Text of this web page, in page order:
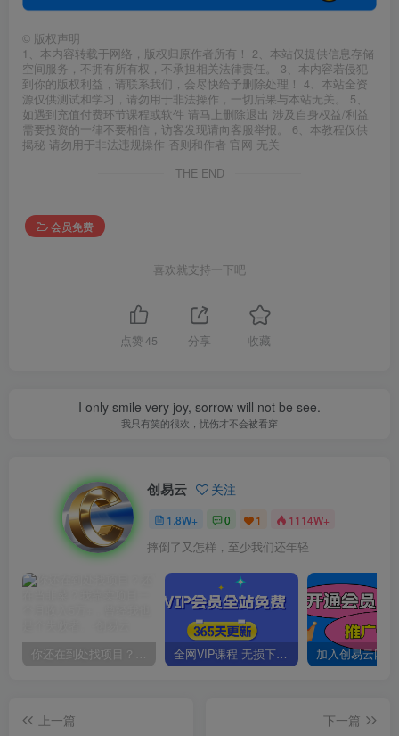
© 版权声明
1、本内容转载于网络，版权归原作者所有！ 2、本站仅提供信息存储
空间服务，不拥有所有权，不承担相关法律责任。 3、本内容若侵犯
到你的版权利益，请联系我们，会尽快给予删除处理！ 4、本站全资
源仅供测试和学习，请勿用于非法操作，一切后果与本站无关。 5、
如遇到充值付费环节课程或软件 请马上删除退出 涉及自身权益/利益
需要投资的一律不要相信，访客发现请向客服举报。 6、本教程仅供
揭秘 请勿用于非法违规操作 否则和作者 官网 无关
THE END
会员免费
喜欢就支持一下吧
点赞 45 分享 收藏
I only smile very joy, sorrow will not be see.
我只有笑的很欢，忧伤才不会被看穿
创易云 关注
1.8W+ 0 1 1114W+
摔倒了又怎样，至少我们还年轻
你还在到处找项目？还在当韭菜？我靠卖项目一个月收入5万+，曾经我也是个失败者。 全网VIP课程 无损下载~
上一篇
下一篇